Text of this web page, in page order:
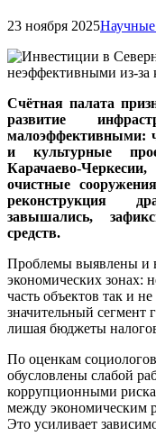
23 ноября 2025
Счётная палата
развитие
малоэффективными:
и культурные
Карачаево-
очистные
реконструкция
завышались,
средств.
Проблемы выявлены и
экономических зонах:
часть объектов так и
значительный сегмент
лишая бюджеты
По оценкам
обусловлены слабой
коррупционными
между экономическим
Это усиливает